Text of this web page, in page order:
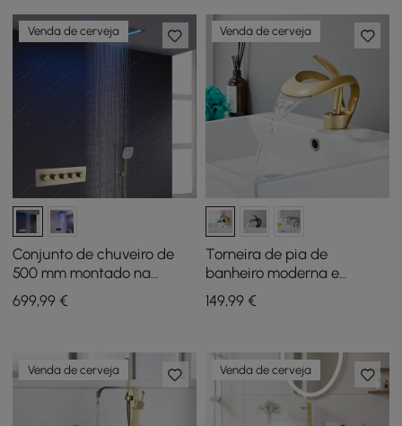
Venda de cerveja
Conjunto de chuveiro de
500 mm montado na
parede Rainfall 4 Functions,
termostático em ouro
699,99 €
Venda de cerveja
Torneira de pia de
banheiro moderna e
elegante em cascata de
alça única em latão em
149,99€
Venda de cerveja Venda de cerveja